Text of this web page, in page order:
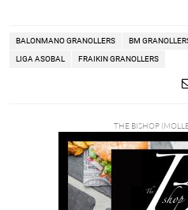
BALONMANO GRANOLLERS BM
LIGA ASOBAL FRAIKIN GRANOLLERS